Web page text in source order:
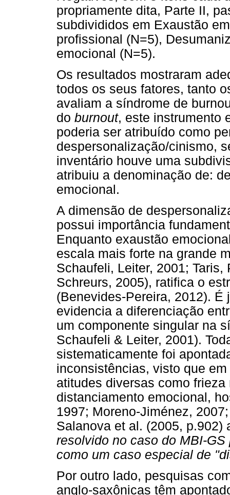
propriamente dita, Parte II,
subdivididos em Exaustão
profissional (N=5),
emocional (N=5).
Os resultados mostraram
todos os seus fatores, tanto
avaliam a síndrome de
do burnout, este instrumento
poderia ser atribuído como
despersonalização/cinismo,
inventário houve uma
atribuiu a denominação de:
emocional.
A dimensão de
possui importância
Enquanto exaustão
escala mais forte na grande
Schaufeli, Leiter, 2001;
Schreurs, 2005), ratifica o
(Benevides-Pereira, 2012).
evidencia a diferenciação
um componente singular na
Schaufeli & Leiter, 2001).
sistematicamente foi
inconsistências, visto que
atitudes diversas como
distanciamento emocional,
1997; Moreno-Jiménez,
Salanova et al. (2005, p.902)
resolvido no caso do MBI-
como um caso especial de
Por outro lado, pesquisas
anglo-saxônicas têm